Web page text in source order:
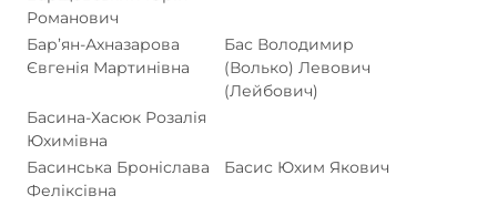
Романович
Бар’ян-Ахназарова
Євгенія Мартинівна
Бас Володимир
(Волько) Левович
(Лейбович)
Басина-Хасюк Розалія
Юхимівна
Басинська Броніслава
Феліксівна
Басис Юхим Якович